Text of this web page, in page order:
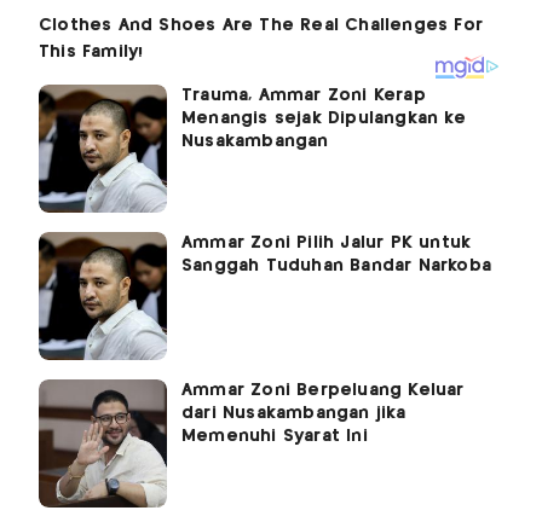
Trauma, Ammar Zoni Kerap
Menangis sejak Dipulangkan ke
Nusakambangan
Ammar Zoni Pilih Jalur PK untuk
Sanggah Tuduhan Bandar Narkoba
Ammar Zoni Berpeluang Keluar
dari Nusakambangan jika
Memenuhi Syarat Ini